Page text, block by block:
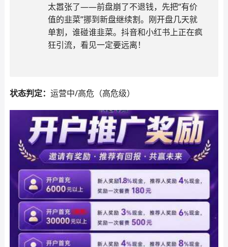
太嚣张了——前盘崩了不退钱，先把“有价
值的韭菜”挪到新盘继续割。刚开盘几天就
单割，谁碰谁韭菜。抖音和小红书上正在疯
狂引流，看见一定要远离！
状态判定： 运营中/高危（高危级）